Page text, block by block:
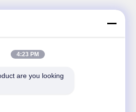
aby uzyskać zniżki i nie
4:23 PM
are you looking